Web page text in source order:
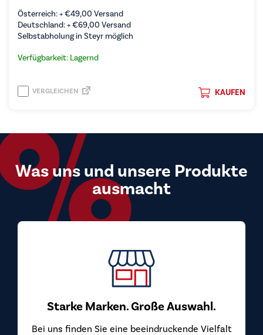
Österreich: +€49,00 Versand
Deutschland: +€69,00 Versand
Selbstabholung in Steyr möglich
Verfügbarkeit: Lagernd
KAUFEN
VERGLEICHEN
Was uns und unsere Produkte
ausmacht
Starke Marken. Große Auswahl.
Bei uns finden Sie eine beeindruckende Vielfalt